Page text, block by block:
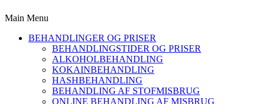
Main Menu
BEHANDLINGER OG PRISER
BEHANDLINGSTIDER OG PRISER
ALKOHOLBEHANDLING
KOKAINBEHANDLING
HASHBEHANDLING
BEHANDLING AF STOFMISBRUG
ONLINE BEHANDLING AF MISBRUG